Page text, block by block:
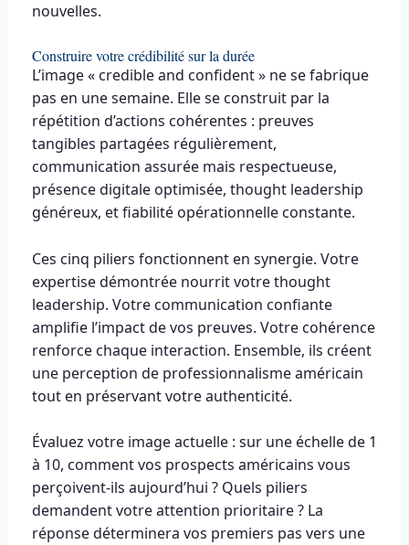
nouvelles.
Construire votre crédibilité sur la durée
L’image « credible and confident » ne se fabrique
pas en une semaine. Elle se construit par la
répétition d’actions cohérentes : preuves
tangibles partagées régulièrement,
communication assurée mais respectueuse,
présence digitale optimisée, thought leadership
généreux, et fiabilité opérationnelle constante.
Ces cinq piliers fonctionnent en synergie. Votre
expertise démontrée nourrit votre thought
leadership. Votre communication confiante
amplifie l’impact de vos preuves. Votre cohérence
renforce chaque interaction. Ensemble, ils créent
une perception de professionnalisme américain
tout en préservant votre authenticité.
Évaluez votre image actuelle : sur une échelle de 1
à 10, comment vos prospects américains vous
perçoivent-ils aujourd’hui ? Quels piliers
demandent votre attention prioritaire ? La
réponse déterminera vos premiers pas vers une